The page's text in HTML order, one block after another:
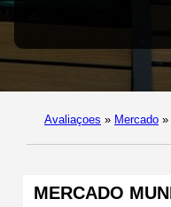
Avaliaçoes » Mercado »
MERCADO